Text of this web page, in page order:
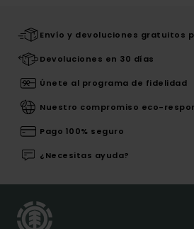
Envío y devoluciones gratuitos
Devoluciones en 30 días
Únete al programa de fidelidad
Nuestro compromiso eco-
Pago 100% seguro
¿Necesitas ayuda?